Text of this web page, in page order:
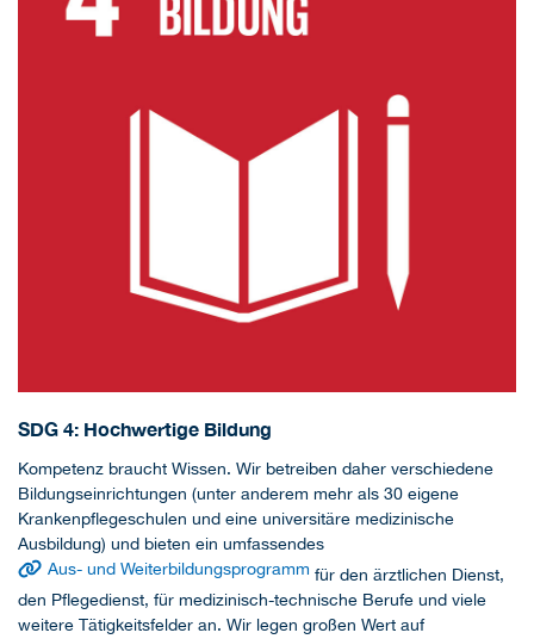
SDG 4: Hochwertige Bildung
Kompetenz braucht Wissen. Wir betreiben daher verschiedene
Bildungseinrichtungen (unter anderem mehr als 30 eigene
Krankenpflegeschulen und eine universitäre medizinische
Ausbildung) und bieten ein umfassendes
Aus- und Weiterbildungsprogramm für den ärztlichen Dienst,
den Pflegedienst, für medizinisch-technische Berufe und viele
weitere Tätigkeitsfelder an. Wir legen großen Wert auf